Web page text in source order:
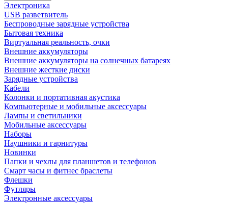
Электроника
USB разветвитель
Беспроводные зарядные устройства
Бытовая техника
Виртуальная реальность, очки
Внешние аккумуляторы
Внешние аккумуляторы на солнечных батареях
Внешние жесткие диски
Зарядные устройства
Кабели
Колонки и портативная акустика
Компьютерные и мобильные аксессуары
Лампы и светильники
Мобильные аксессуары
Наборы
Наушники и гарнитуры
Новинки
Папки и чехлы для планшетов и телефонов
Смарт часы и фитнес браслеты
Флешки
Футляры
Электронные аксессуары